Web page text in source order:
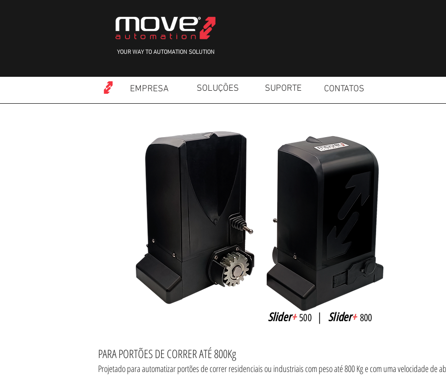
YOUR WAY TO AUTOMATION SOLUTION
EMPRESA SOLUÇÕES SUPORTE CONTATOS
Slider+ 500 | Slider+ 800
PARA PORTÕES DE CORRER ATÉ 800Kg
Projetado para automatizar portões de correr residenciais ou industriais com peso até 800 Kg e com uma velocidade de